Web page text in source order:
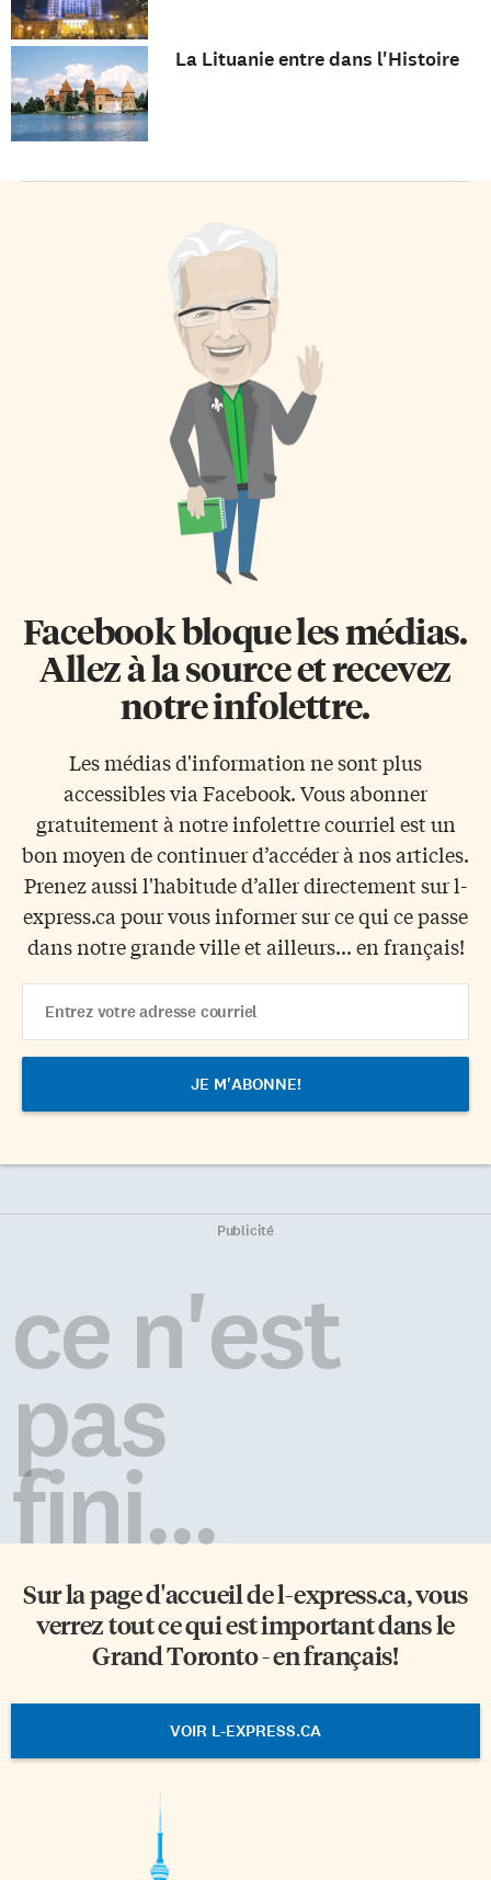
La Lituanie entre dans l'Histoire
Facebook bloque les médias.
Allez à la source et recevez
notre infolettre.
Les médias d'information ne sont plus
accessibles via Facebook. Vous abonner
gratuitement à notre infolettre courriel est un
bon moyen de continuer d’accéder à nos articles.
Prenez aussi l'habitude d’aller directement sur l-
express.ca pour vous informer sur ce qui ce passe
dans notre grande ville et ailleurs... en français!
Address
Publicité
ce n'est
pas
fini...
Sur la page d'accueil del-express.ca, vous
verrez tout ce qui est important dans le
Grand Toronto - en français!
VOIR L-EXPRESS.CA